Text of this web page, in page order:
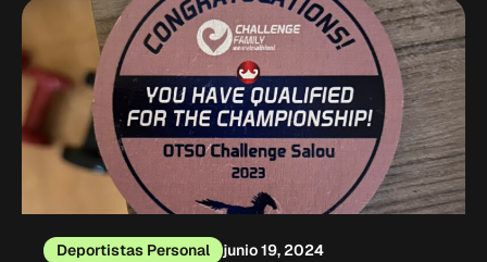
Deportistas Personal junio 19, 2024